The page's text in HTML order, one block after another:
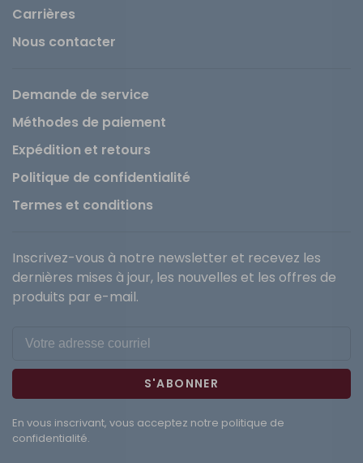
Carrières
Nous contacter
Demande de service
Méthodes de paiement
Expédition et retours
Politique de confidentialité
Termes et conditions
Inscrivez-vous à notre newsletter et recevez les
dernières mises à jour, les nouvelles et les offres de
produits par e-mail.
S'ABONNER
En vous inscrivant, vous acceptez notre politique de
confidentialité.